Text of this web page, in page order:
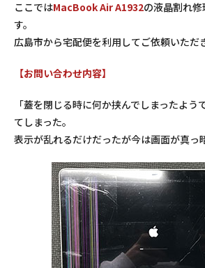
ここではMacBook Air A1932の液晶割れ
す。
広島市から宅配便を利用してご依頼いただ
【お問い合わせ内容】
「蓋を閉じる時に何か挟んでしまったよう
てしまった。
表示が乱れるだけだったが今は画面が真っ